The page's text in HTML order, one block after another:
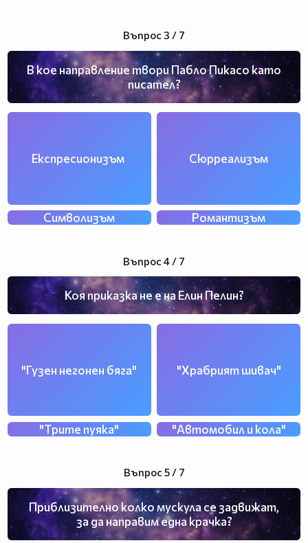
Въпрос 3 / 7
В кое направление твори Пабло Пикасо като
писател?
Експресионизъм Сюрреализъм
Символизъм Романтизъм
Въпрос 4 / 7
Коя приказка не е на Елин Пелин?
"Гузен негонен бяга" "Храбрият шивач"
"Трите пуяка" "Автомобил и кола"
Въпрос 5 / 7
Приблизително колко мускула се задвижат,
за да направим една крачка?